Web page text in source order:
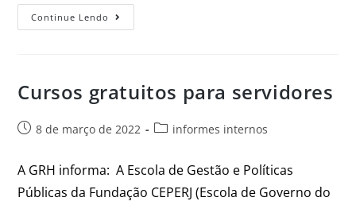
Continue Lendo
Cursos gratuitos para servidores
8 de março de 2022 informes internos
A GRH informa: A Escola de Gestão e Políticas
Públicas da Fundação CEPERJ (Escola de Governo do